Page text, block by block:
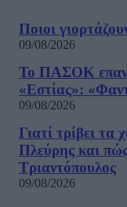
Ποιοι
09/08/2026
Το ΠΑΣΟΚ
«Εστίας»:
09/08/2026
Γιατί τρίβει τα
Πλεύρης και
Τριαντόπουλος
09/08/2026